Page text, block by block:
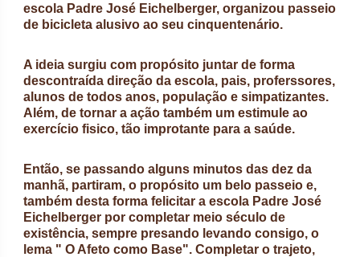
escola Padre José Eichelberger, organizou passeio
de bicicleta alusivo ao seu cinquentenário.
A ideia surgiu com propósito juntar de forma
descontraída direção da escola, pais, proferssores,
alunos de todos anos, população e simpatizantes.
Além, de tornar a ação também um estimule ao
exercício fisico, tão improtante para a saúde.
Então, se passando alguns minutos das dez da
manhã, partiram, o propósito um belo passeio e,
também desta forma felicitar a escola Padre José
Eichelberger por completar meio século de
existência, sempre presando levando consigo, o
lema " O Afeto como Base". Completar o trajeto,